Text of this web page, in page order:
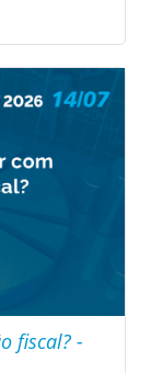
fiscal? -